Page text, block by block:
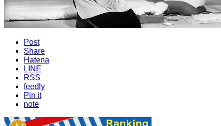
Post
Share
Hatena
LINE
RSS
feedly
Pin it
note